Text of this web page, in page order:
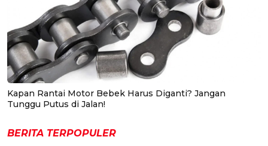
Kapan Rantai Motor Bebek Harus Diganti? Jangan
Tunggu Putus di Jalan!
BERITA TERPOPULER